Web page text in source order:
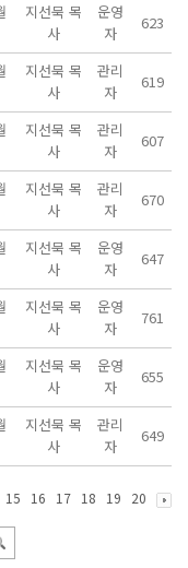
지선묵 목
사
운영
자
623
지선묵 목
사
관리
자
619
지선묵 목
사
관리
자
607
지선묵 목
사
관리
자
670
지선묵 목
사
운영
자
647
지선묵 목
사
운영
자
761
지선묵 목
사
운영
자
655
지선묵 목
사
관리
자
649
15 16 17 18 19 20